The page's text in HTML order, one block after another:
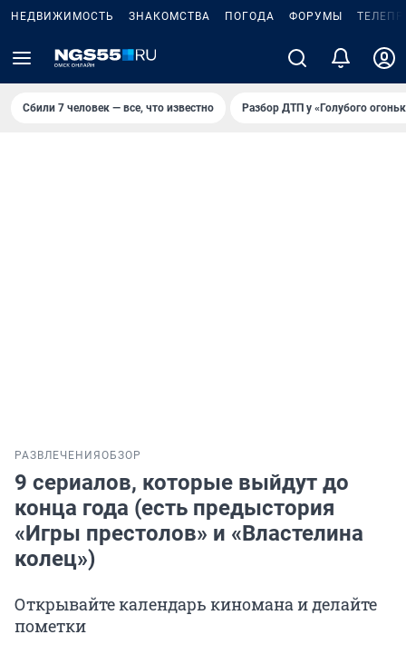
НЕДВИЖИМОСТЬ ЗНАКОМСТВА ПОГОДА ФОРУМЫ
Сбили 7 человек — все, что известно Разбор ДТП у «Голубого
РАЗВЛЕЧЕНИЯ ОБЗОР
9 сериалов, которые выйдут до
конца года (есть предыстория
«Игры престолов» и «Властелина
колец»)
Открывайте календарь киномана и делайте
пометки